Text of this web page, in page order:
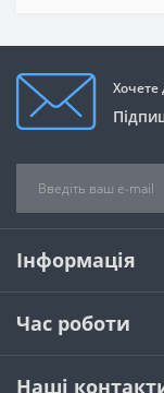
Хочете
Інформація
Час роботи
Наші